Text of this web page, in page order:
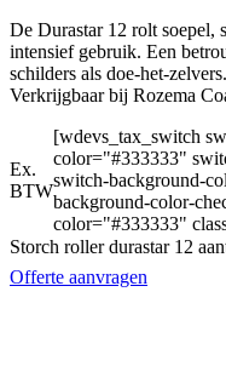
De Durastar 12 rolt soepel,
intensief gebruik. Een
schilders als doe-het-zelvers.
Verkrijgbaar bij Rozema
Ex.
BTW
[wdevs_tax_switch
color="#333333"
switch-background-
background-color-
color="#333333"
Storch roller durastar 12
Offerte aanvragen